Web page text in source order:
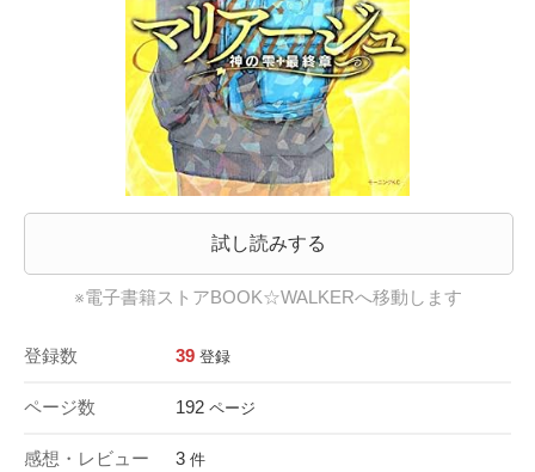
試し読みする
※電子書籍ストアBOOK☆WALKERへ移動します
登録数 39 登録
ページ数 192 ページ
感想・レビュー 3 件